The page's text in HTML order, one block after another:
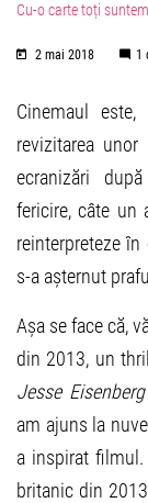
Cu-o carte toți
2 mai 2018 1
Cinemaul
revizitarea
ecranizări
fericire, câte un
reinterpreteze
s-a așternut
Așa se face că,
din 2013, un
Jesse Eisenberg
am ajuns la
a inspirat filmul.
britanic din